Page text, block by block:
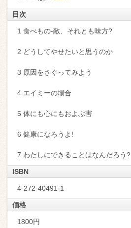
目次
1 食べもの-敵、それとも味方?
2 どうしてやせたいと思うのか
3 原因をさぐってみよう
4 エイミーの場合
5 体にも心にもおよぶ害
6 健康になろうよ!
7 わたしにできることはなんだろう?
ISBN
4-272-40491-1
価格
1800円